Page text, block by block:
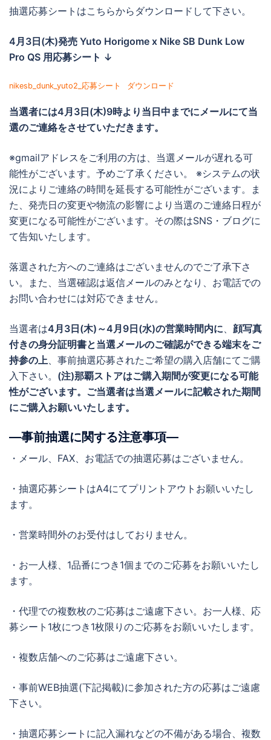
抽選応募シートはこちらからダウンロードして下さい。
4月3日(木)発売 Yuto Horigome x Nike SB Dunk Low
Pro QS 用応募シート ↓
nikesb_dunk_yuto2_応募シート ダウンロード
当選者には4月3日(木)9時より当日中までに メールにて当
選のご連絡をさせていただきます。
※gmailアドレスをご利用の方は、当選メールが遅れる可
能性がございます。予めご了承ください。 ※システムの状
況によりご連絡の時間を延長する可能性がございます。ま
た、発売日の変更や物流の影響により当選のご連絡日程が
変更になる可能性がございます。その際はSNS・ブログに
て告知いたします。
落選された方へのご連絡はございませんのでご了承下さ
い。また、当選確認は返信メールのみとなり、お電話での
お問い合わせには対応できません。
当選者は4月3日(木)～4月9日(水)の営業時間内に
顔写真
付きの身分証明書と当選メールのご確認ができる端末をご
持参の上 、事前抽選応募されたご希望の購入店舗にてご購
入下さい。 (注)那覇ストアはご購入期間が変更になる可能
性がございます。ご当選者は当選メールに記載された期間
にご購入お願いいたします。
―事前抽選に関する注意事項―
・メール、FAX、お電話での抽選応募はございません。
・抽選応募シートはA4にてプリントアウトお願いいたし
ます。
・営業時間外のお受付はしておりません。
・お一人様、1品番につき1個までのご応募をお願いいたし
ます。
・代理での複数枚のご応募はご遠慮下さい。お一人様、応
募シート1枚につき1枚限りのご応募をお願いいたします。
・複数店舗へのご応募はご遠慮下さい。
・事前WEB抽選(下記掲載)に参加された方の応募はご遠慮
下さい。
・抽選応募シートに記入漏れなどの不備がある場合、複数